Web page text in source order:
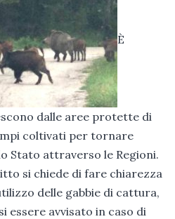
È
dalle aree protette di
coltivati per tornare
Stato attraverso le Regioni.
si chiede di fare chiarezza
delle gabbie di cattura,
essere avvisato in caso di